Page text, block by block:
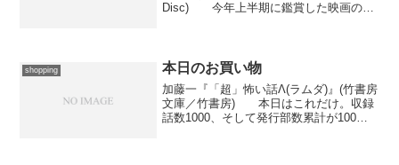
Disc) 今年上半期に鑑賞した映画のな
shopping 本日のお買い物
加藤一『「超」怖い話Λ(ラムダ)』(竹書房
文庫／竹書房) 本日はこれだけ。収録
話数1000、そして発行部数累計が100万